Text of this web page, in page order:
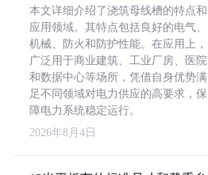
本文详细介绍了浇筑母线槽的特点和
应用领域。其特点包括良好的电气、
机械、防火和防护性能。在应用上，
广泛用于商业建筑、工业厂房、医院
和数据中心等场所，凭借自身优势满
足不同领域对电力供应的高要求，保
障电力系统稳定运行。
2026年8月4日